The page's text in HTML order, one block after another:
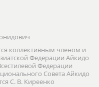
коллективным членом и
Федерации Айкидо
Федерации
Совета Айкидо
С. В. Киреенко